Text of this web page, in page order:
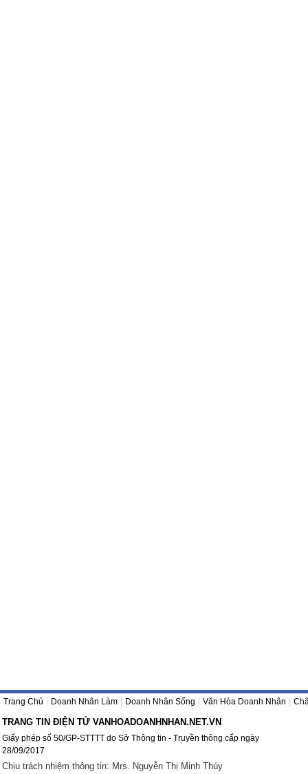
Trang Chủ Doanh Nhân Làm Doanh Nhân Sống Văn Hóa Doanh Nhân
TRANG TIN ĐIỆN TỬ VANHOADOANHNHAN.NET.VN
Giấy phép số 50/GP-STTTT do Sở Thông tin - Truyền thông cấp ngày
28/09/2017
Chịu trách nhiệm thông tin: Mrs. Nguyễn Thị Minh Thúy